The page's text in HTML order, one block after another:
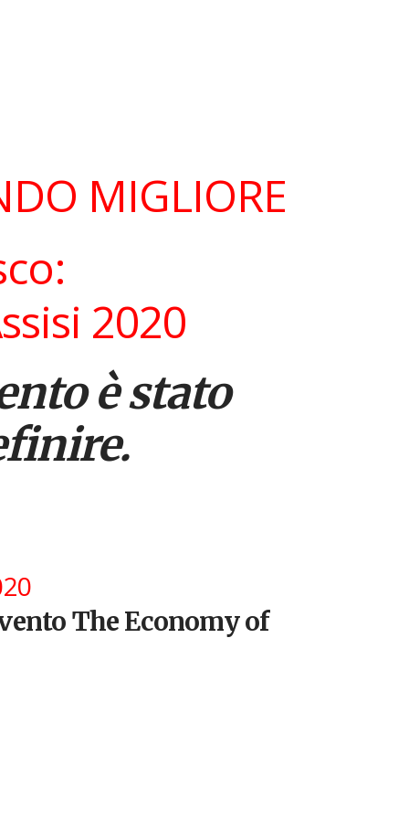
MIGLIORE
2020
è stato
The Economy of